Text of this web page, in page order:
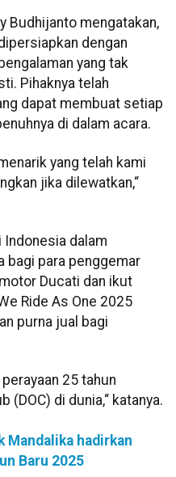
Budhijanto mengatakan,
dengan
yang tak
Pihaknya telah
dapat membuat setiap
di dalam acara.
yang telah kami
jika dilewatkan,“
Indonesia dalam
bagi para penggemar
Ducati dan ikut
Ride As One 2025
purna jual bagi
25 tahun
(DOC) di dunia,“ katanya.
Mandalika hadirkan
Baru 2025